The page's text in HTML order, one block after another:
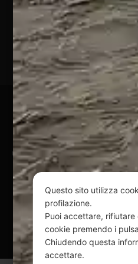
Marina
(TE)
P.Iva
01828920676
@ Copyright 2024 Webpesca
Andrenacci
Via G. Galilei n. 2 – 64018
Mail:
info@webpesca.it| Pec:
Questo sito è protetto
v3,
Privacy Policy e
Questo sito utilizza
profilazione.
Puoi accettare, rifiutare
cookie premendo i
Chiudendo questa
accettare.